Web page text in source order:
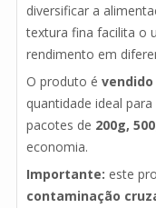
diversificar a
textura fina facilita o
rendimento em
O produto é
quantidade ideal
pacotes de 200g,
economia.
Importante: este
contaminação